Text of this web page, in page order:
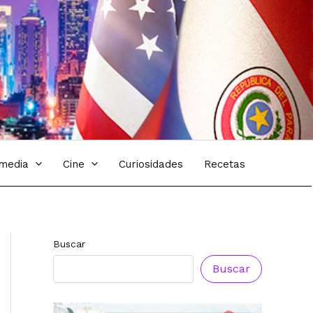
Cine Curiosidades Recetas
Buscar
Buscar